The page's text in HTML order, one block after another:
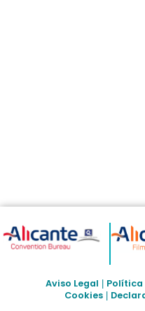
Aviso Legal Política
Cookies